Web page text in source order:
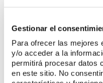
Gestionar el
Para ofrecer las mejores
y/o acceder a la
permitirá procesar datos
en este sitio. No
ADHESIVOS